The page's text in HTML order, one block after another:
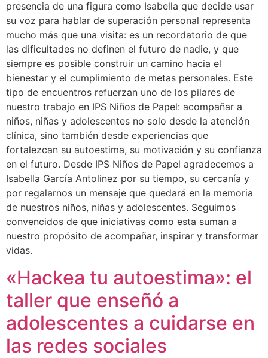
presencia de una figura como Isabella que decide usar
su voz para hablar de superación personal representa
mucho más que una visita: es un recordatorio de que
las dificultades no definen el futuro de nadie, y que
siempre es posible construir un camino hacia el
bienestar y el cumplimiento de metas personales. Este
tipo de encuentros refuerzan uno de los pilares de
nuestro trabajo en IPS Niños de Papel: acompañar a
niños, niñas y adolescentes no solo desde la atención
clínica, sino también desde experiencias que
fortalezcan su autoestima, su motivación y su confianza
en el futuro. Desde IPS Niños de Papel agradecemos a
Isabella García Antolinez por su tiempo, su cercanía y
por regalarnos un mensaje que quedará en la memoria
de nuestros niños, niñas y adolescentes. Seguimos
convencidos de que iniciativas como esta suman a
nuestro propósito de acompañar, inspirar y transformar
vidas.
«Hackea tu autoestima»: el
taller que enseñó a
adolescentes a cuidarse en
las redes sociales